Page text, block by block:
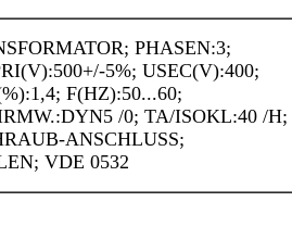
PHASEN:3;
5%; USEC(V):400;
F(HZ):50...60;
/0; TA/ISOKL:40 /H;
ANSCHLUSS;
VDE 0532